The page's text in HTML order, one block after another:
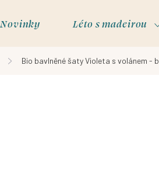
Novinky Léto s madeirou
Bio bavlněné šaty Violeta s volánem -